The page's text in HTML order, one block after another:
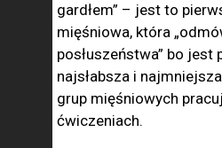
gardłem” – jest to
mięśniowa, która
posłuszeństwa” bo jest
najsłabsza i
grup mięśniowych
ćwiczeniach.